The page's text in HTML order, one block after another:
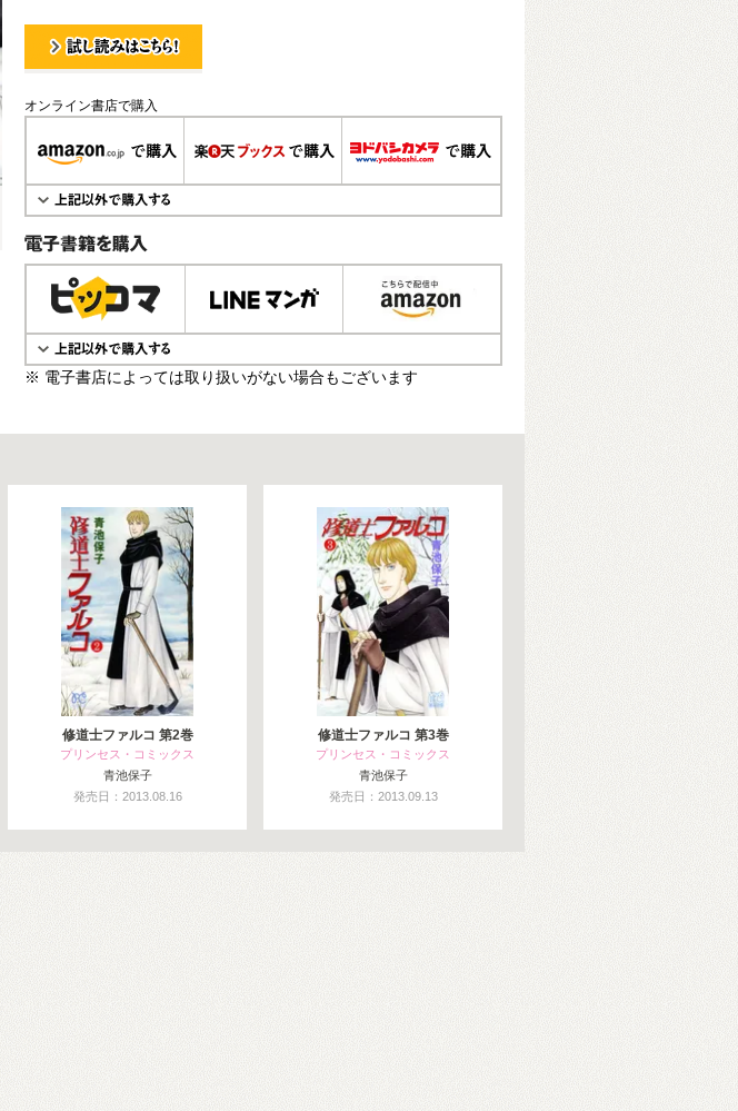
オンライン書店で購入
電子書籍で購入
※ 電子書店によっては取り扱いがない場合もございます
修道士ファルコ 第2巻
プリンセス・コミックス
青池保子
発売日：2013.08.16
修道士ファルコ 第3巻
プリンセス・コミックス
青池保子
発売日：2013.09.13